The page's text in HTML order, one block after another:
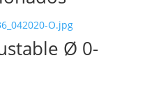
Ø 0-